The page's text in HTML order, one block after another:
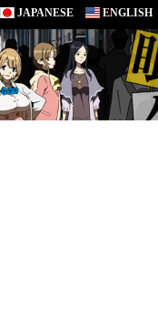
JAPANESE ENGLISH